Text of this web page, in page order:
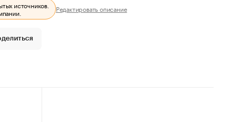
источников. Редактировать описание